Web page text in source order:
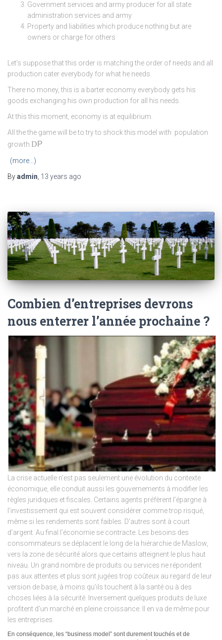
Government services and army producer for all state
administration services and army
Property and liabilities which produce nothing but are
owners or charge for others
Let’s suppose that this order is matching the order of needs and all
production cater everybody for what he needs.
There no money, this is a barter economy everybody gets his
goods exchanging his own production for all his needs.
At this this moment, economy is at equilibrium.
All the the game will be to try to shock this model with population
growth D P
(more…)
Byadmin 13 years ago
Combien d’entreprises devrons
nous enterrer l’année prochaine ?
La crise actuelle n’est pas seulement une évolution du contexte
économique, elle conduit aussi les gouvernements à modifier les
règles juridiques et fiscales. Certains agents préfèrent l’épargne à
l’investissement qui est souvent considérer comme trop risqué,
même si les rendements sont faibles. D’autres sont à court
d’argent. Au final l’économie se contracte. L es besoins des
consommateurs se déplacent le long de la hiérarchie de Maslow,
vers la zone de sécurité alors que certains atteignent le plus haut
niveau. Un grand nombre de produits ou services ne répondent
pas aux attentes et plus sont jugées trop coûteux au regard de leur
version de base, à moins qu’ils touchent à la santé ou à des
choses liées à la sécurité.
Inversement quelques produits de luxe
profitent d’un marché en pleine croissance.
Il en va de même pour
les entreprises.
En conséquence, les “business model” sont durement touchés et de